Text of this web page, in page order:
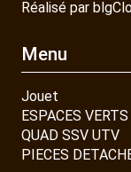
Réalisé par
Menu
Jouet
ESPACES VERTS
QUAD SSV UTV
PIECES